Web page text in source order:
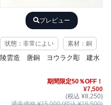
プレビュー
状態：非常によい 素材：銅
陵雲造 唐銅 ヨウラク彫 建水
期間限定50％OFF！
¥7,500
(税込 ¥8,250)